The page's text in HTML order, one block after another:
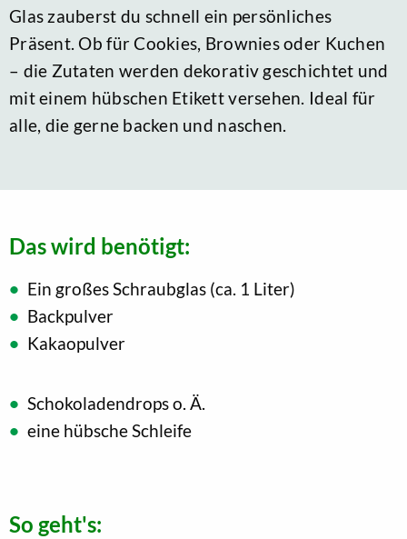
Glas zauberst du schnell ein persönliches
Präsent. Ob für Cookies, Brownies oder Kuchen
– die Zutaten werden dekorativ geschichtet und
mit einem hübschen Etikett versehen. Ideal für
alle, die gerne backen und naschen.
Das wird benötigt:
Ein großes Schraubglas (ca. 1 Liter)
Backpulver
Kakaopulver
Schokoladendrops o. Ä.
eine hübsche Schleife
So geht's: